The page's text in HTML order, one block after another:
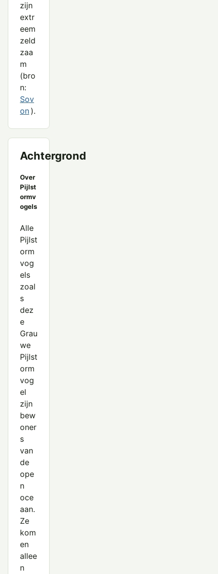
zijn
extr
eem
zeld
zaa
m
(bro
n:
Sov
on ).
Achtergrond
Over
Pijlst
ormv
ogels
Alle
Pijlst
orm
vog
els
zoal
s
dez
e
Grau
we
Pijlst
orm
vog
el
zijn
bew
oner
s
van
de
ope
n
oce
aan.
Ze
kom
en
allee
n